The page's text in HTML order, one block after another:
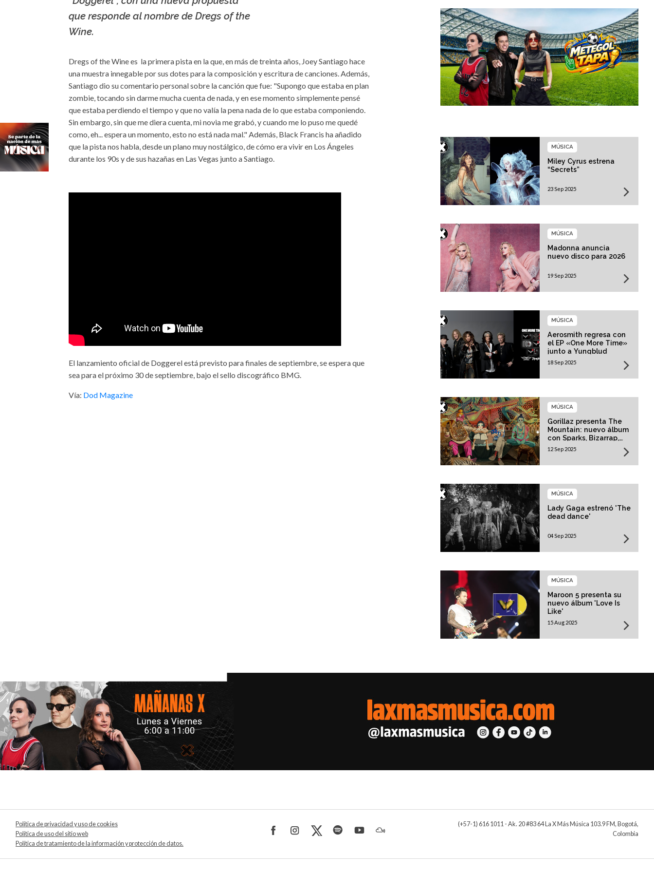
que responde al nombre de Dregs of the
Wine.
Dregs of the Wine es la primera pista en la que, en más de treinta años, Joey Santiago hace
una muestra innegable por sus dotes para la composición y escritura de canciones. Además,
Santiago dio su comentario personal sobre la canción que fue: "Supongo que estaba en plan
zombie, tocando sin darme mucha cuenta de nada, y en ese momento simplemente pensé
que estaba perdiendo el tiempo y que no valía la pena nada de lo que estaba componiendo.
Sin embargo, sin que me diera cuenta, mi novia me grabó, y cuando me lo puso me quedé
como, eh... espera un momento, esto no está nada mal." Además, Black Francis ha añadido
que la pista nos habla, desde un plano muy nostálgico, de cómo era vivir en Los Ángeles
durante los 90s y de sus hazañas en Las Vegas junto a Santiago.
El lanzamiento oficial de Doggerel está previsto para finales de septiembre, se espera que
sea para el próximo 30 de septiembre, bajo el sello discográfico BMG.
Vía: Dod Magazine
Miley Cyrus estrena
“Secrets”
MÚSICA
23 Sep 2025
Madonna anuncia
nuevo disco para 2026
MÚSICA
19 Sep 2025
Aerosmith regresa con
el EP «One More Time»
junto a Yungblud
MÚSICA
18 Sep 2025
Gorillaz presenta The
Mountain: nuevo álbum
con Sparks, Bizarrap,
Trueno y más invitados
MÚSICA
12 Sep 2025
Lady Gaga estrenó 'The
dead dance'
MÚSICA
04 Sep 2025
Maroon 5 presenta su
nuevo álbum 'Love Is
Like'
MÚSICA
15 Aug 2025
Política de privacidad y uso de cookies
Política de uso del sitio web
Política de tratamiento de la información y protección de datos.
(+57-1) 616 1011 - Ak. 20 #83 64 La X Más Música 103.9 FM, Bogotá,
Colombia